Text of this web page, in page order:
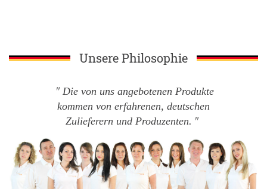
Unsere Philosophie
Die von uns angebotenen Produkte
kommen von erfahrenen, deutschen
Zulieferern und Produzenten.